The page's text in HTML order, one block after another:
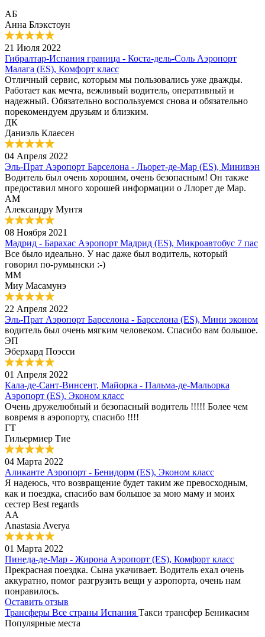
АБ
Анна Блэкстоун
21 Июля 2022
Гибралтар-Испания граница - Коста-дель-Соль Аэропорт
Малага (ES), Комфорт класс
Отличный сервис, которым мы пользовались уже дважды.
Работает как мечта, вежливый водитель, оперативный и
надежный. Обязательно воспользуемся снова и обязательно
порекомендуем друзьям и близким.
ДК
Даниэль Клаесен
04 Апреля 2022
Эль-Прат Аэропорт Барселона - Льорет-де-Мар (ES), Минивэн
Водитель был очень хорошим, очень безопасным! Он также
предоставил много хорошей информации о Ллорет де Мар.
АМ
Александру Мунтя
08 Ноября 2021
Мадрид - Барахас Аэропорт Мадрид (ES), Микроавтобус 7 пас
Все было идеально. У нас даже был водитель, который
говорил по-румынски :-)
ММ
Миу Масамунэ
22 Апреля 2022
Эль-Прат Аэропорт Барселона - Барселона (ES), Мини эконом
водитель был очень мягким человеком. Спасибо вам большое.
ЭП
Эберхард Поэсси
01 Апреля 2022
Кала-де-Сант-Винсент, Майорка - Пальма-де-Мальорка
Аэропорт (ES), Эконом класс
Очень дружелюбный и безопасный водитель !!!!! Более чем
вовремя в аэропорту, спасибо !!!!
ГТ
Гильермиер Тие
04 Марта 2022
Аликанте Аэропорт - Бенидорм (ES), Эконом класс
Я надеюсь, что возвращение будет таким же превосходным,
как и поездка, спасибо вам большое за мою маму и моих
сестер Best regards
AA
Anastasia Averya
01 Марта 2022
Пинеда-де-Мар - Жирона Аэропорт (ES), Комфорт класс
Прекрасная поездка. Сына укачивает. Водитель ехал очень
аккуратно, помог разгрузить вещи у аэропорта, очень нам
понравилось.
Оставить отзыв
Трансферы Все страны Испания Такси трансфер Беникасим
Популярные места